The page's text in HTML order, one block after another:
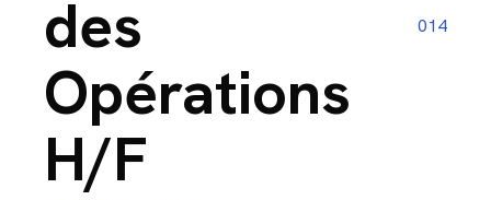
des
Opérations
H/F
014